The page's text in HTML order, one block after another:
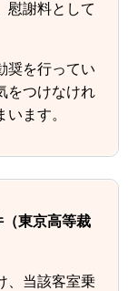
慰謝料として
奨を行ってい
をつけなけれ
ます。
（東京高等裁
、当該客室乗